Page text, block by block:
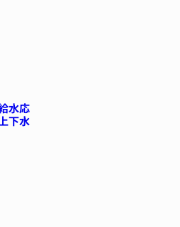
水応
下水